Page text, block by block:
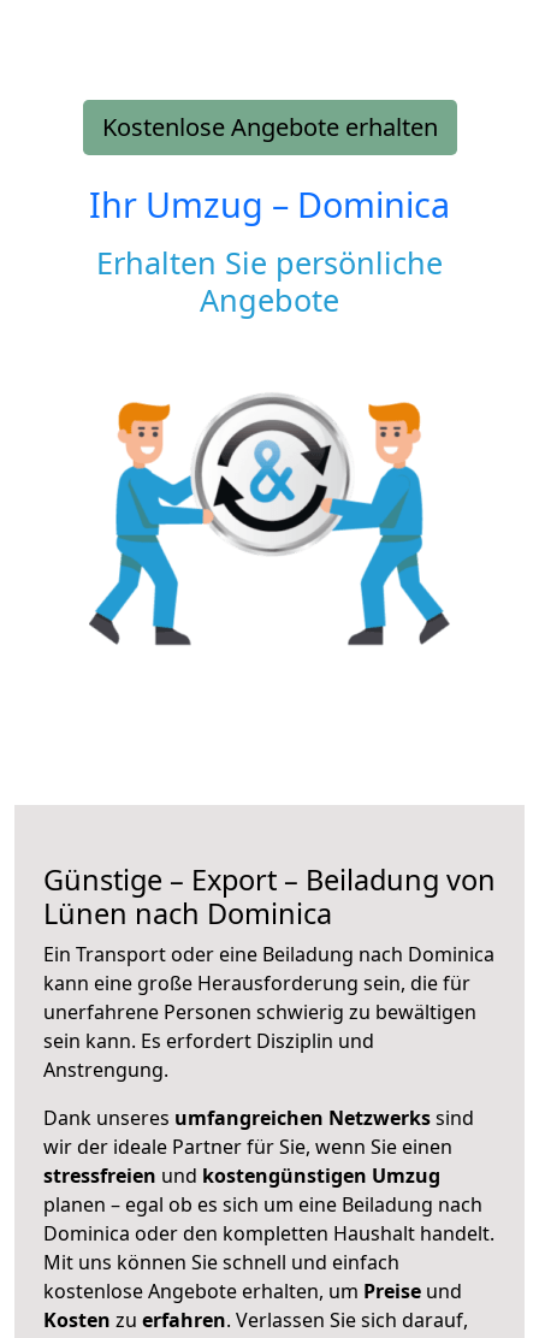
Kostenlose Angebote erhalten
Ihr Umzug – Dominica
Erhalten Sie persönliche
Angebote
Günstige – Export – Beiladung von
Lünen nach Dominica
Ein Transport oder eine Beiladung nach Dominica
kann eine große Herausforderung sein, die für
unerfahrene Personen schwierig zu bewältigen
sein kann. Es erfordert Disziplin und
Anstrengung.
Dank unseres umfangreichen Netzwerkssind
wir der ideale Partner für Sie, wenn Sie einen
stressfreien und kostengünstigen Umzug
planen – egal ob es sich um eine Beiladung nach
Dominica oder den kompletten Haushalt handelt.
Mit uns können Sie schnell und einfach
kostenlose Angebote erhalten, um Preise und
Kosten zu erfahren. Verlassen Sie sich darauf,